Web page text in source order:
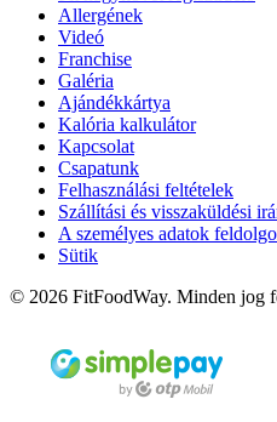
Allergének
Videó
Franchise
Galéria
Ajándékkártya
Kalória kalkulátor
Kapcsolat
Csapatunk
Felhasználási feltételek
Szállítási és visszaküldési
A személyes adatok
Sütik
© 2026 FitFoodWay. Minden jog